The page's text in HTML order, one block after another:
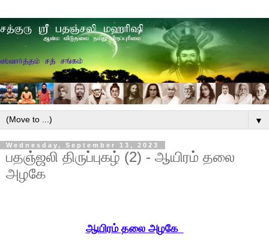
▼
Wednesday, September 13, 2023
பதஞ்ஜலி திருப்புகழ் (2) - ஆயிரம் தலை
அழகே
ஆயிரம் தலை அழகே